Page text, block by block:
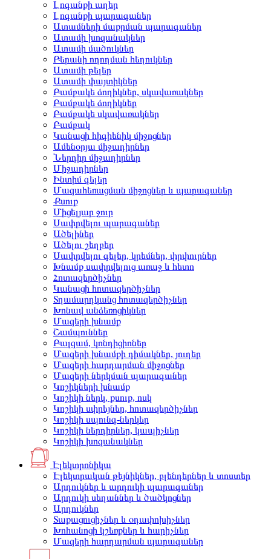
Լոգանքի աղեր
Լոգանքի պարագաներ
Ատամների մաքրման պարագաներ
Ատամի խոզանակներ
Ատամի մածուկներ
Բերանի ողողման հեղուկներ
Ատամի թելեր
Ատամի փայտիկներ
Բամբակե ձողիկներ, սկավառակներ
Բամբակե ձողիկներ
Բամբակե սկավառակներ
Բամբակ
Կանացի հիգիենիկ միջոցներ
Ամենօրյա միջադիրներ
Ներդիր միջադիրներ
Միջադիրներ
Ինտիմ գելեր
Մազահեռացման միջոցներ և պարագաներ
Քսուք
Միցելյար ջուր
Սափրվելու պարագաներ
Ածելիներ
Ածելու շեղբեր
Սափրվելու գելեր, կրեմներ, փրփուրներ
Խնամք սափրվելուց առաջ և հետո
Հոտազերծիչներ
Կանացի հոտազերծիչներ
Տղամարդկանց հոտազերծիչներ
Խոնավ անձեռոցիկներ
Մազերի խնամք
Շամպուններ
Բալզամ, կոնդիցիոներ
Մազերի խնամքի դիմակներ, յուղեր
Մազերի հարդարման միջոցներ
Մազերի ներկման պարագաներ
Կոշիկների խնամք
Կոշիկի ներկ, քսուք, ոսկ
Կոշիկի սփրեյներ, հոտազերծիչներ
Կոշիկի սպունգ-ներկեր
Կոշիկի ներդիրներ, կապիչներ
Կոշիկի խոզանակներ
Էլեկտրոնիկա
Էլեկտրական թեյնիկներ, բլենդերներ և տոստեր
Արդուկներ և արդուկի պարագաներ
Արդուկի սեղաններ և ծածկոցներ
Արդուկներ
Տաքացուցիչներ և օդափոխիչներ
Խոհանոցի կշեռքներ և հարիչներ
Մազերի հարդարման պարագաներ